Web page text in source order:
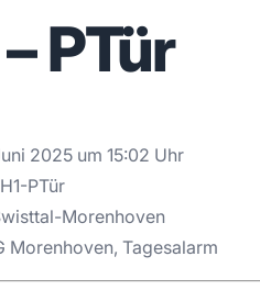
PTür
2025 um 15:02 Uhr
PTür
Morenhoven
Morenhoven, Tagesalarm